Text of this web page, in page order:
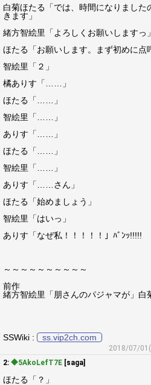
白菊ほたる「では、時間になりまし
きます」
緒方智絵里「よろしくお願いしますっ
ほたる「お願いします。まず初めに点
智絵里「２」
橘ありす「……」
ほたる「……」
智絵里「……」
ありす「……」
ほたる「……」
智絵里「……」
ありす「……さん」
ほたる「始めましょう」
智絵里「はいっ」
ありす「なぜ私！！！！！」ﾊﾞﾝｯ!!!!!
～～～～～～～～～～
前作
緒方智絵里「朋さんのパジャマが」白
SSWiki : ss.vip2ch.com
2018/07/01(
2: ◆5AkoLefT7E [saga]
ほたる「？」